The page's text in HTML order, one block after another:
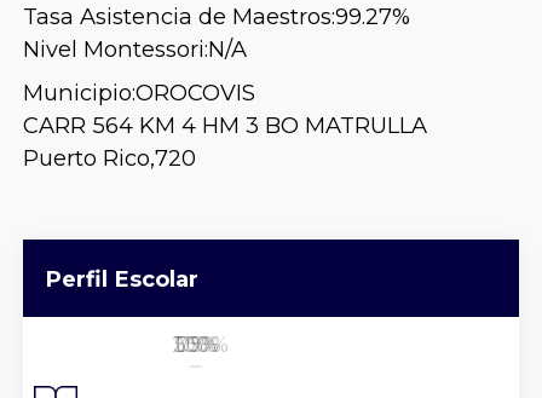
Tasa Asistencia de Maestros:99.27%
Nivel Montessori:N/A
Municipio:OROCOVIS
CARR 564 KM 4 HM 3 BO MATRULLA
Puerto Rico,720
Perfil Escolar
0%
25%
50%
75%
100%